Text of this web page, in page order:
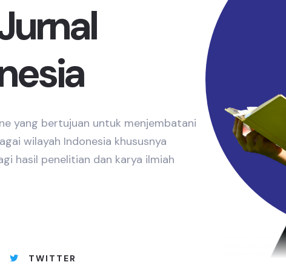
yang bertujuan untuk menjembatani
wilayah Indonesia khususnya
hasil penelitian dan karya ilmiah
TWITTER